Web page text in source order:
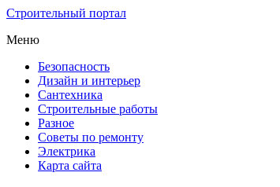
Строительный портал
Меню
Безопасность
Дизайн и интерьер
Сантехника
Строительные работы
Разное
Советы по ремонту
Электрика
Карта сайта